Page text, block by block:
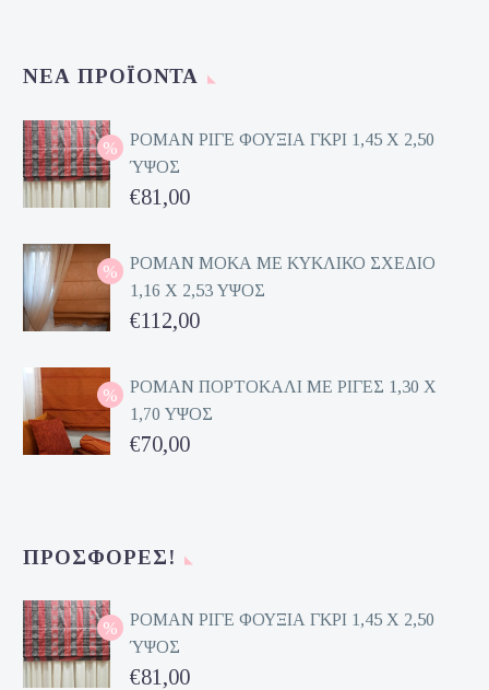
ΝΈΑ ΠΡΟΪΌΝΤΑ
ΡΟΜΑΝ ΡΙΓΕ ΦΟΥΞΙΑ ΓΚΡΙ 1,45 Χ 2,50
ΎΨΟΣ
Original
was:
€162,00.
€81,00
τρέχουσα
τιμή
είναι:
ΡΟΜΑΝ ΜΟΚΑ ΜΕ ΚΥΚΛΙΚΟ ΣΧΕΔΙΟ
1,16 Χ 2,53 ΥΨΟΣ
Original
was:
€224,00.
€112,00
τρέχουσα
τιμή
είναι:
ΡΟΜΑΝ ΠΟΡΤΟΚΑΛΙ ΜΕ ΡΙΓΕΣ 1,30 Χ
1,70 ΥΨΟΣ
Original
€70,00
ΠΡΟΣΦΟΡΈΣ!
ΡΟΜΑΝ ΡΙΓΕ ΦΟΥΞΙΑ ΓΚΡΙ 1,45 Χ 2,50
ΎΨΟΣ
Original
€81,00